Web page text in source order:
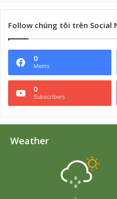
Follow chúng tôi trên Social
0
Mems
0
Subscribers
Weather